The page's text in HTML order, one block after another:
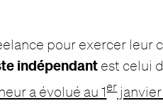
pour exercer leur
indépendant est celui
a évolué au 1erjanvier